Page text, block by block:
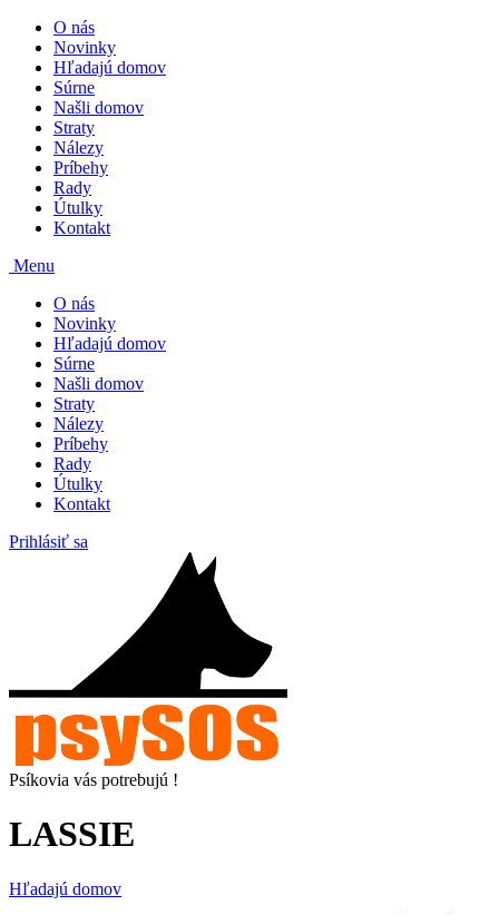
O nás
Novinky
Hľadajú domov
Súrne
Našli domov
Straty
Nálezy
Príbehy
Rady
Útulky
Kontakt
Menu
O nás
Novinky
Hľadajú domov
Súrne
Našli domov
Straty
Nálezy
Príbehy
Rady
Útulky
Kontakt
Prihlásiť sa
Psíkovia vás potrebujú !
LASSIE
Hľadajú domov